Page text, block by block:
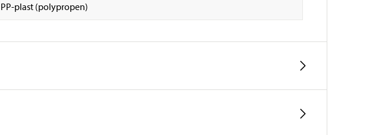
PP-plast (polypropen)